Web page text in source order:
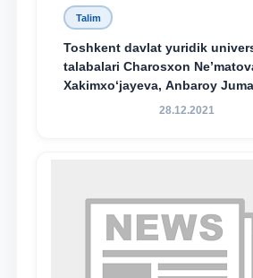
Talim
Toshkent davlat yuridik
talabalari Charosxon
Xakimxo‘jayeva, Anbaroy
hamda TDYU qoshidagi
bo‘ldi.
28.12.2021